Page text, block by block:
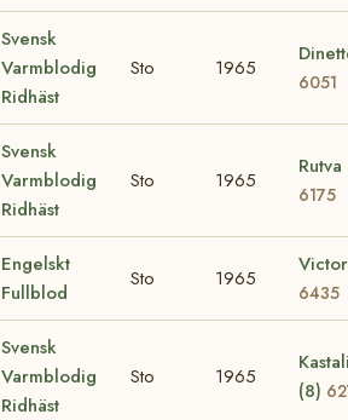
Svensk
Varmblodig
Ridhäst
Sto 1965
6051
Svensk
Varmblodig
Ridhäst
Sto 1965
6175
Engelskt
Fullblod
Sto 1965
6435
Svensk
Varmblodig
Ridhäst
Sto 1965
(8)